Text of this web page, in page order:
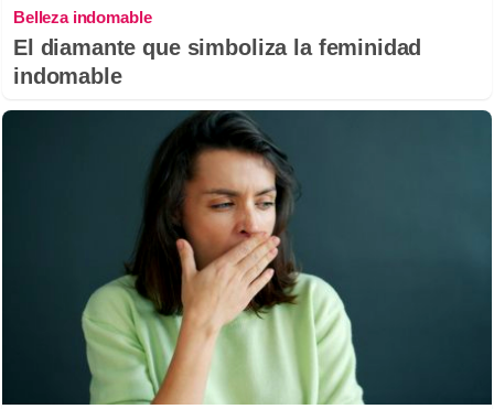
Belleza indomable
El diamante que simboliza la feminidad
indomable